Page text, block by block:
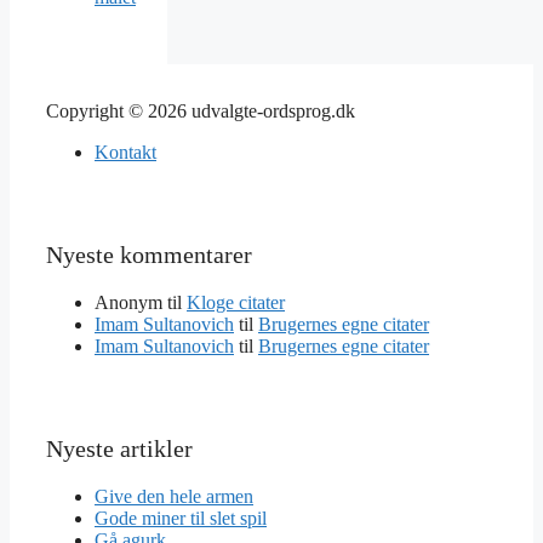
Copyright © 2026 udvalgte-ordsprog.dk
Kontakt
Nyeste kommentarer
Anonym til Kloge citater
Imam Sultanovich til Brugernes egne citater
Imam Sultanovich til Brugernes egne citater
Nyeste artikler
Give den hele armen
Gode miner til slet spil